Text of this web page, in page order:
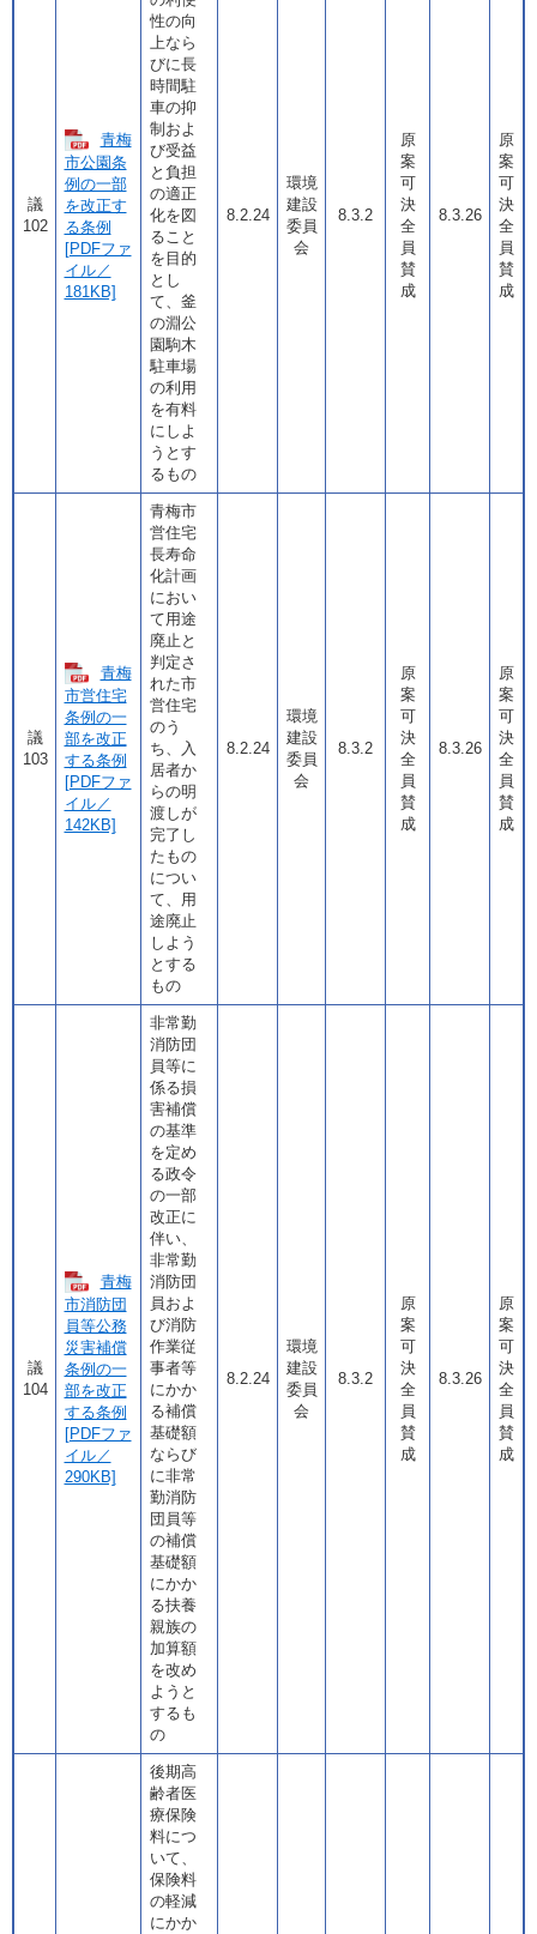
議
102
青梅
市公園条
例の一部
を改正す
る条例
[PDFファ
イル／
181KB]
性の向
上なら
びに長
時間駐
車の抑
制およ
び受益
と負担
の適正
化を図
ること
を目的
とし
て、釜
の淵公
園駒木
駐車場
の利用
を有料
にしよ
うとす
るもの
8.2.24
環境
建設
委員
会
8.3.2
原
案
可
決
全
員
賛
成
8.3.26
原
案
可
決
全
員
賛
成
議
103
青梅
市営住宅
条例の一
部を改正
する条例
[PDFファ
イル／
142KB]
青梅市
営住宅
長寿命
化計画
におい
て用途
廃止と
判定さ
れた市
営住宅
のう
ち、入
居者か
らの明
渡しが
完了し
たもの
につい
て、用
途廃止
しよう
とする
もの
8.2.24
環境
建設
委員
会
8.3.2
原
案
可
決
全
員
賛
成
8.3.26
原
案
可
決
全
員
賛
成
議
104
青梅
市消防団
員等公務
災害補償
条例の一
部を改正
する条例
[PDFファ
イル／
290KB]
非常勤
消防団
員等に
係る損
害補償
の基準
を定め
る政令
の一部
改正に
伴い、
非常勤
消防団
員およ
び消防
作業従
事者等
にかか
る補償
基礎額
ならび
に非常
勤消防
団員等
の補償
基礎額
にかか
る扶養
親族の
加算額
を改め
ようと
するも
の
8.2.24
環境
建設
委員
会
8.3.2
原
案
可
決
全
員
賛
成
8.3.26
原
案
可
決
全
員
賛
成
後期高
齢者医
療保険
料につ
いて、
保険料
の軽減
にかか